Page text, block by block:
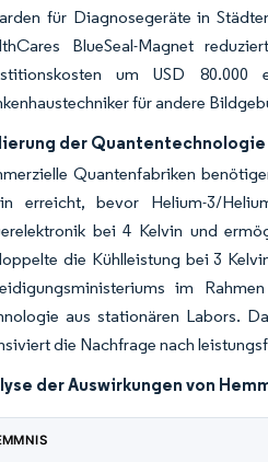
für Diagnosegeräte in
BlueSeal-Magnet
um USD
für andere
der
Quantenfabriken
erreicht, bevor Helium-3/
bei 4 Kelvin und
die Kühlleistung bei 3
im
aus stationären Labors.
die Nachfrage nach
der Auswirkungen von